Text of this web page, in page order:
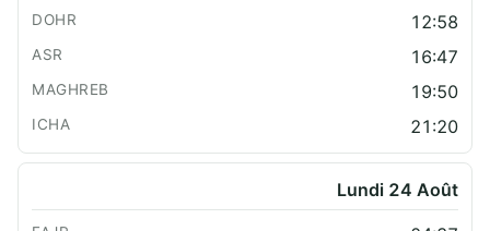
12:58
16:47
19:50
21:20
Lundi 24 Août